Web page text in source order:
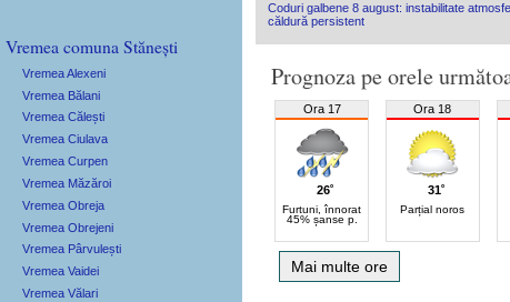
Coduri galbene 8 august: instabilitate
căldură persistent
Prognoza pe orele
Ora 17
26˚
Furtuni, înnorat
45% șanse p.
Ora 18
31˚
Parțial noros
Mai multe ore
Vremea comuna Stănești
Vremea Alexeni
Vremea Bălani
Vremea Călești
Vremea Ciulava
Vremea Curpen
Vremea Măzăroi
Vremea Obreja
Vremea Obrejeni
Vremea Pârvulești
Vremea Vaidei
Vremea Vălari